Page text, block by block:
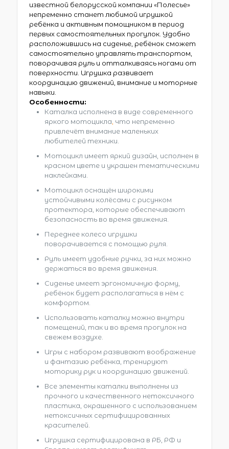
известной белорусской компании «Полесье»
непременно станет любимой игрушкой
ребёнка и активным помощником в период
первых самостоятельных прогулок. Удобно
расположившись на сиденье, ребёнок сможет
самостоятельно управлять транспортом,
поворачивая руль и отталкиваясь ногами от
поверхности. Игрушка развивает
координацию движений, внимание и моторные
навыки.
Особенности:
Каталка исполнена в виде современного
яркого мотоцикла что непременно
привлечёт внимание маленьких
любителей техники.
Мотоцикл имеет яркий дизайн, исполнен в
красном цвете и украшен тематическими
наклейками.
Мотоцикл оснащён широкими
устойчивыми колёсами с рисунком
протектора, которые обеспечивают
безопасность во время движения.
Переднее колесо игрушки
поворачивается с помощью руля.
Руль имеет удобные ручки, за них можно
держаться во время движения.
Сиденье имеет эргономичную форму,
ребёнок будет располагаться в нём с
комфортом.
Использовать каталку можно внутри
помещений, так и во время прогулок на
свежем воздухе.
Игры с набором развивают воображение
и фантазию ребёнка, тренируют
моторику рук и координацию движений.
Все элементы каталки выполнены из
прочного и качественного нетоксичного
пластика, окрашенного с использованием
нетоксичных сертифицированных
красителей.
Игрушка сертифицирована в РБ, РФ и